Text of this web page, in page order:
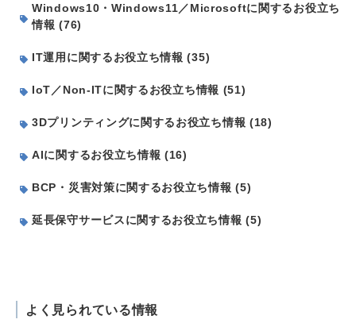
Windows10・Windows11／Microsoftに関するお役立ち
情報 (76)
IT運用に関するお役立ち情報 (35)
IoT／Non-ITに関するお役立ち情報 (51)
3Dプリンティングに関するお役立ち情報 (18)
AIに関するお役立ち情報 (16)
BCP・災害対策に関するお役立ち情報 (5)
延長保守サービスに関するお役立ち情報 (5)
よく見られている情報